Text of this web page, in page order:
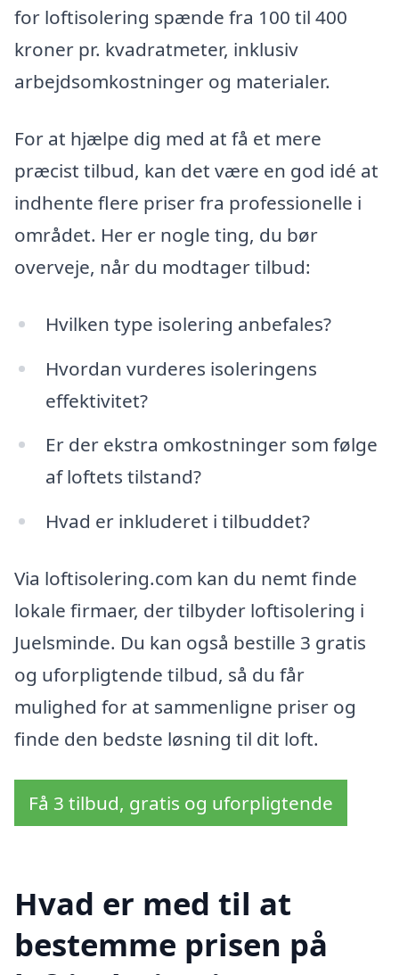
for loftisolering spænde fra 100 til 400
kroner pr. kvadratmeter, inklusiv
arbejdsomkostninger og materialer.
For at hjælpe dig med at få et mere
præcist tilbud, kan det være en god idé at
indhente flere priser fra professionelle i
området. Her er nogle ting, du bør
overveje, når du modtager tilbud:
Hvilken type isolering anbefales?
Hvordan vurderes isoleringens
effektivitet?
Er der ekstra omkostninger som følge
af loftets tilstand?
Hvad er inkluderet i tilbuddet?
Via loftisolering.com kan du nemt finde
lokale firmaer, der tilbyder loftisolering i
Juelsminde. Du kan også bestille 3 gratis
og uforpligtende tilbud, så du får
mulighed for at sammenligne priser og
finde den bedste løsning til dit loft.
Få 3 tilbud, gratis og uforpligtende
Hvad er med til at
bestemme prisen på